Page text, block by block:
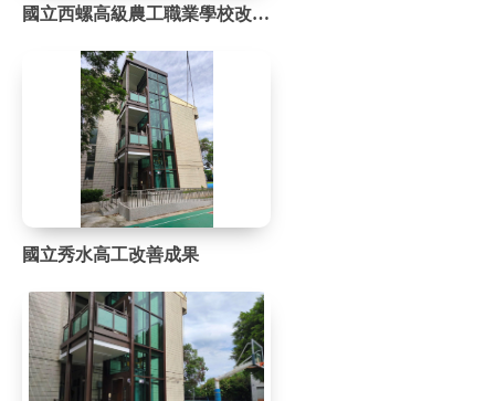
國立西螺高級農工職業學校改善成果
國立秀水高工改善成果